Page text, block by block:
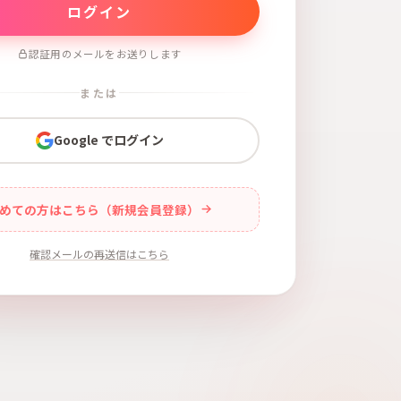
認証用のメールをお送りします
または
Google でログイン
ての方はこちら（新規会員登録）
確認メールの再送信はこちら